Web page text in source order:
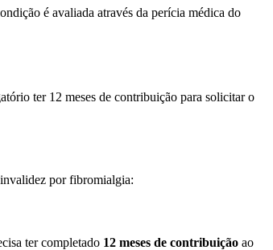
é avaliada através da perícia médica do
ter 12 meses de contribuição para solicitar o
por fibromialgia:
ter completado 12 meses de contribuição ao